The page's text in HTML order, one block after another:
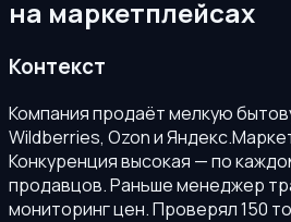
на маркетплейсах
Контекст
Компания продаёт мелкую
Wildberries, Ozon и
Конкуренция высокая — по
продавцов. Раньше менеджер
мониторинг цен. Проверял 150